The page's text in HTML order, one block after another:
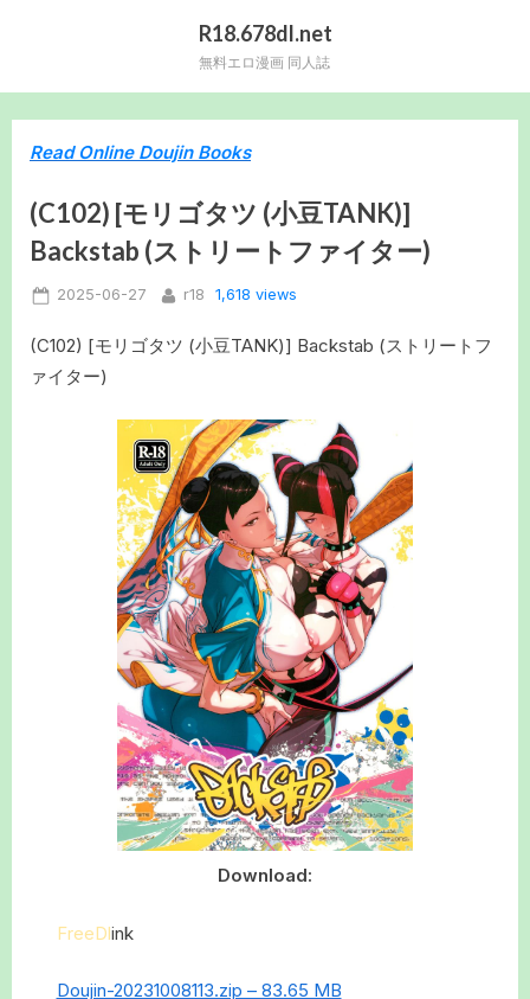
R18.678dl.net
無料エロ漫画 同人誌
Read Online Doujin Books
(C102) [モリゴタツ (小豆TANK)]
Backstab (ストリートファイター)
Posted
2025-06-27 By
r18 1,618 views
(C102) [モリゴタツ (小豆TANK)] Backstab (ストリートフ
ァイター)
Download:
FreeDlink
Doujin-20231008113.zip – 83.65 MB